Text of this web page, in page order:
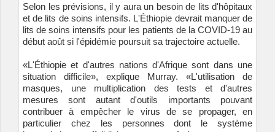
Selon les prévisions, il y aura un besoin de lits d'hôpitaux
et de lits de soins intensifs. L'Éthiopie devrait manquer de
lits de soins intensifs pour les patients de la COVID-19 au
début août si l'épidémie poursuit sa trajectoire actuelle.
«L'Éthiopie et d'autres nations d'Afrique sont dans une
situation difficile», explique Murray. «L'utilisation de
masques, une multiplication des tests et d'autres
mesures sont autant d'outils importants pouvant
contribuer à empêcher le virus de se propager, en
particulier chez les personnes dont le système